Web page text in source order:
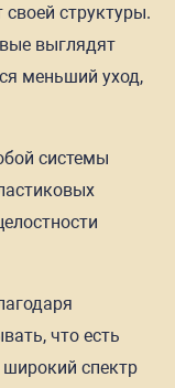
своей структуры.
выглядят
меньший уход,
системы
что есть
спектр